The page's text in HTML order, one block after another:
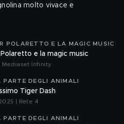
molto vivace e
POLARETTO E LA MAGIC MUSIC
Polaretto e la magic music
Mediaset Infinity
PARTE DEGLI ANIMALI
Tiger Dash
| Rete 4
PARTE DEGLI ANIMALI